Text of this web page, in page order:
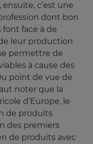
c’est une
dont bon
face à de
leur production
permettre de
à cause des
point de vue de
noter que la
d’Europe, le
de produits
des premiers
de produits avec